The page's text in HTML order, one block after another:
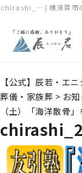
chirashi_… | 横須賀市
【公式】辰若・エ
葬儀・家族葬 > お
（土）「海洋散骨